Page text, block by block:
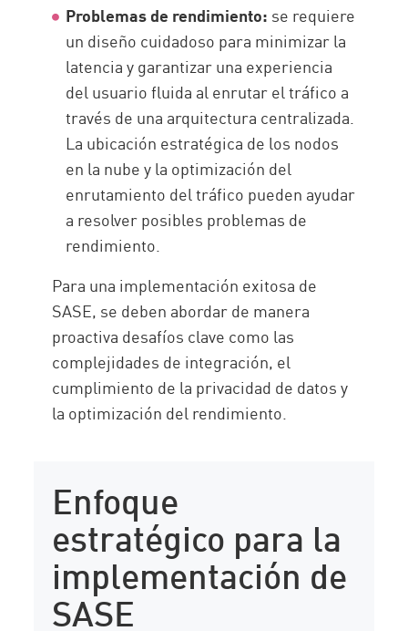
Problemas de rendimiento: se requiere
un diseño cuidadoso para minimizar la
latencia y garantizar una experiencia
del usuario fluida al enrutar el tráfico a
través de una arquitectura centralizada.
La ubicación estratégica de los nodos
en la nube y la optimización del
enrutamiento del tráfico pueden ayudar
a resolver posibles problemas de
rendimiento.
Para una implementación exitosa de
SASE, se deben abordar de manera
proactiva desafíos clave como las
complejidades de integración, el
cumplimiento de la privacidad de datos y
la optimización del rendimiento.
Enfoque
estratégico para la
implementación de
SASE